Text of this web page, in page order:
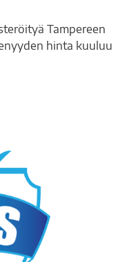
Tampereen
hinta kuuluu